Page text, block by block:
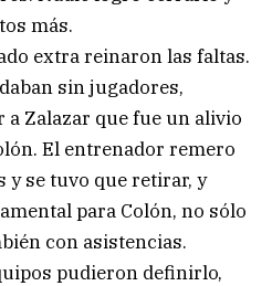
más.
extra reinaron las faltas.
sin jugadores,
a Zalazar que fue un alivio
El entrenador remero
y se tuvo que retirar, y
para Colón, no sólo
con asistencias.
pudieron definirlo,